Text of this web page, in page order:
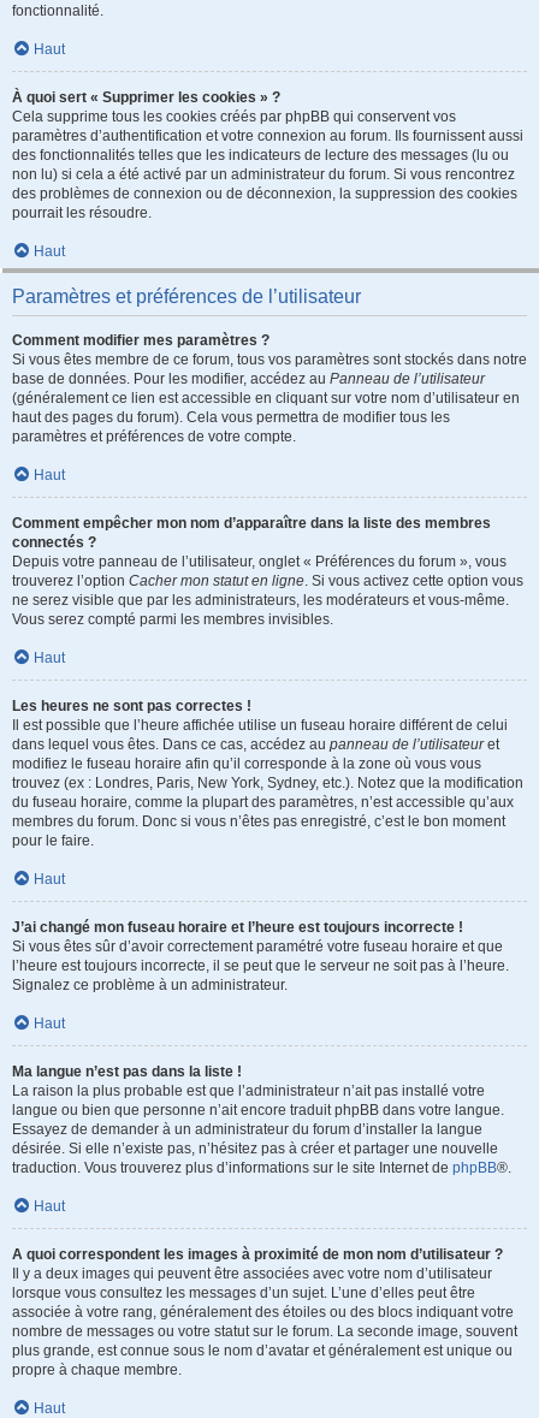
fonctionnalité.
Haut
À quoi sert « Supprimer les cookies » ?
Cela supprime tous les cookies créés par phpBB qui conservent vos
paramètres d’authentification et votre connexion au forum. Ils fournissent aussi
des fonctionnalités telles que les indicateurs de lecture des messages (lu ou
non lu) si cela a été activé par un administrateur du forum. Si vous rencontrez
des problèmes de connexion ou de déconnexion, la suppression des cookies
pourrait les résoudre.
Haut
Paramètres et préférences de l’utilisateur
Comment modifier mes paramètres ?
Si vous êtes membre de ce forum, tous vos paramètres sont stockés dans notre
base de données. Pour les modifier, accédez au Panneau de l’utilisateur
(généralement ce lien est accessible en cliquant sur votre nom d’utilisateur en
haut des pages du forum). Cela vous permettra de modifier tous les
paramètres et préférences de votre compte.
Haut
Comment empêcher mon nom d’apparaître dans la liste des membres
connectés ?
Depuis votre panneau de l’utilisateur, onglet « Préférences du forum », vous
trouverez l’option Cacher mon statut en ligne. Si vous activez cette option vous
ne serez visible que par les administrateurs, les modérateurs et vous-même.
Vous serez compté parmi les membres invisibles.
Haut
Les heures ne sont pas correctes !
Il est possible que l’heure affichée utilise un fuseau horaire différent de celui
dans lequel vous êtes. Dans ce cas, accédez au panneau de l’utilisateuret
modifiez le fuseau horaire afin qu’il corresponde à la zone où vous vous
trouvez (ex : Londres, Paris, New York, Sydney, etc.). Notez que la modification
du fuseau horaire, comme la plupart des paramètres, n’est accessible qu’aux
membres du forum. Donc si vous n’êtes pas enregistré, c’est le bon moment
pour le faire.
Haut
J’ai changé mon fuseau horaire et l’heure est toujours incorrecte !
Si vous êtes sûr d’avoir correctement paramétré votre fuseau horaire et que
l’heure est toujours incorrecte, il se peut que le serveur ne soit pas à l’heure.
Signalez ce problème à un administrateur.
Haut
Ma langue n’est pas dans la liste !
La raison la plus probable est que l’administrateur n’ait pas installé votre
langue ou bien que personne n’ait encore traduit phpBB dans votre langue.
Essayez de demander à un administrateur du forum d’installer la langue
désirée. Si elle n’existe pas, n’hésitez pas à créer et partager une nouvelle
traduction. Vous trouverez plus d’informations sur le site Internet de phpBB®.
Haut
A quoi correspondent les images à proximité de mon nom d’utilisateur ?
Il y a deux images qui peuvent être associées avec votre nom d’utilisateur
lorsque vous consultez les messages d’un sujet. L’une d’elles peut être
associée à votre rang, généralement des étoiles ou des blocs indiquant votre
nombre de messages ou votre statut sur le forum. La seconde image, souvent
plus grande, est connue sous le nom d’avatar et généralement est unique ou
propre à chaque membre.
Haut